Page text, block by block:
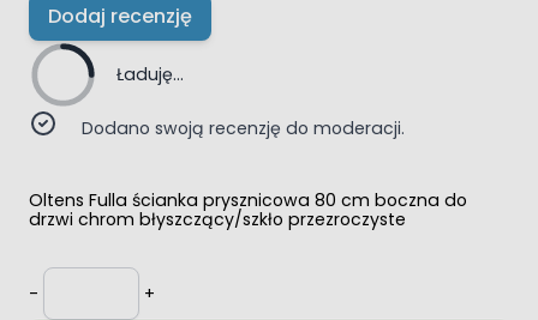
Dodaj recenzję
Ładuję...
Dodano swoją recenzję do moderacji.
Oltens Fulla ścianka prysznicowa 80 cm boczna do
drzwi chrom błyszczący/szkło przezroczyste
-
Ilość
+